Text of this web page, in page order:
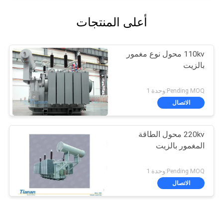
أعلى المنتجات
110kv محول نوع مغمور
بالزيت
Pending MOQ:وحدة 1
الاتصال
220kv محول الطاقة
المغمور بالزيت
Pending MOQ:وحدة 1
الاتصال